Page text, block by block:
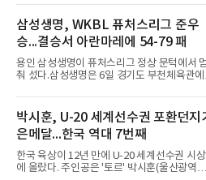
우)’라는 용례도 문헌에서 확인된다. 다만 현대
일본
해남 우슬체육관에서 열린 대회 남고부 예선
그 H조 1차전에서 부산중앙고를 98-76으로 제
압했다. 박지오가 26점, 김호원이 22점, 정우진
이 19점을 올리는 등 삼각편대의 고른 활약이
리를 이끌었다.경복고는 경기 초반부터 박지오
와 김호원의 내·외곽포가 고르게 터지며 주도권
을 잡았다. 전반을 40-34로 앞선 경복고는 후
다.B조에서는 용산고가 안양고를 98-71로 꺾
대회 2연승을 달렸다.한편 남중
삼성생명, WKBL 퓨처스리그 준우
승...결승서 아란마레에 54-79 패
용인 삼성생명이 퓨처스리그 정상 문턱에서 멈
춰 섰다.삼성생명은 6일 경기도 부천체육관
서 일본여자프로농구 2부 리그 아란마레에
79로 졌다. 이다연이 14점을 넣었으나 20점 9
바운드를 기록한 바이 쿰바 디야산을 앞세운
대를 넘지 못했다.이번 대회에 처음 출전한 아란
마레는 조별리그부터 결승까지 6전 전승을 거
고, 디야산이 최우수선수(MVP)로 뽑혔다.
박시훈, U-20 세계선수권 포환던지
은메달...한국 역대 7번째
한국 육상이 12년 만에 U-20 세계선수권 시상
에 올랐다. 주인공은 '토르' 박시훈(울산광역시)